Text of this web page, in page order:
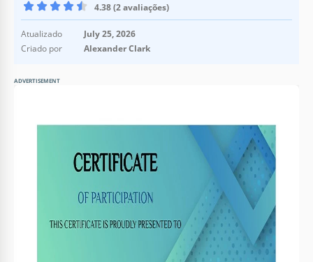
4.38 (2 avaliações)
Atualizado
July 25, 2026
Criado por
Alexander Clark
ADVERTISEMENT
Google Slides
April 12, 2023
Última atualização
July 25, 2026
Adicionado às coleções por 4 Usuários
6 downloads este mês